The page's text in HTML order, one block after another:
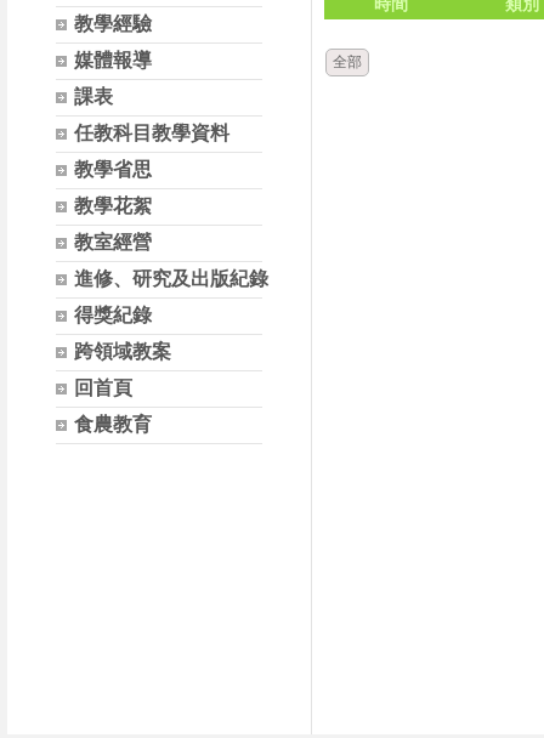
教學經驗
媒體報導
課表
任教科目教學資料
教學省思
教學花絮
教室經營
進修、研究及出版紀錄
得獎紀錄
跨領域教案
回首頁
食農教育
全部